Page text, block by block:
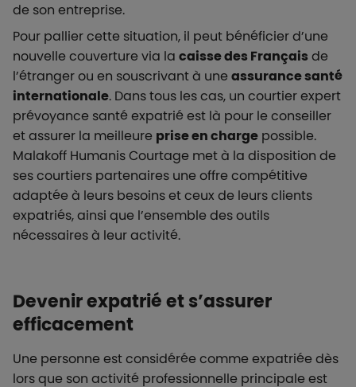
de son entreprise.
Pour pallier cette situation, il peut bénéficier d’une
nouvelle couverture via la caisse des Français de
l’étranger ou en souscrivant à uneassurance santé
internationale. Dans tous les cas, un courtier expert
prévoyance santé expatrié est là pour le conseiller
et assurer la meilleure prise en charge possible.
Malakoff Humanis Courtage met à la disposition de
ses courtiers partenaires une offre compétitive
adaptée à leurs besoins et ceux de leurs clients
expatriés, ainsi que l’ensemble des outils
nécessaires à leur activité.
Devenir expatrié et s’assurer
efficacement
Une personne est considérée comme expatriée dès
lors que son activité professionnelle principale est